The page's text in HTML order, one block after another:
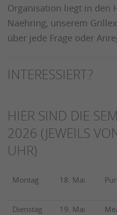
Organisation liegt in den
Naehring, unserem
über jede Frage oder
INTERESSIERT?
HIER SIND DIE
2026 (JEWEILS
UHR)
Montag 18. Mai
Dienstag
19. Mai